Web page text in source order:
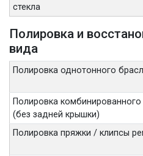
стекла
Полировка и
вида
Полировка однотонного
Полировка
(без задней крышки)
Полировка пряжки / клипсы